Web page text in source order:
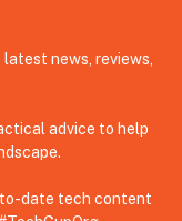
news, reviews,
advice to help
to-date tech content